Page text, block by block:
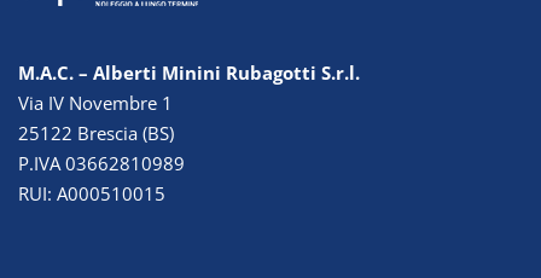
M.A.C. – Alberti Minini Rubagotti S.r.l.
Via IV Novembre 1
25122 Brescia (BS)
P.IVA 03662810989
RUI: A000510015